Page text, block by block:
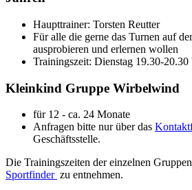
Haupttrainer: Torsten Reutter
Für alle die gerne das Turnen auf
ausprobieren und erlernen wollen
Trainingszeit: Dienstag 19.30-
Kleinkind Gruppe Wirbelwind
für 12 - ca. 24 Monate
Anfragen bitte nur über das
Geschäftsstelle.
Die Trainingszeiten der einzelnen
Sportfinder zu entnehmen.